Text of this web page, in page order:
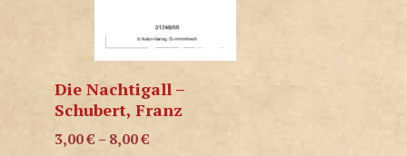
Die Nachtigall –
Schubert, Franz
3,00€ – 8,00€